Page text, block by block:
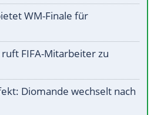
WM-Finale für
FIFA-Mitarbeiter zu
Diomande wechselt nach